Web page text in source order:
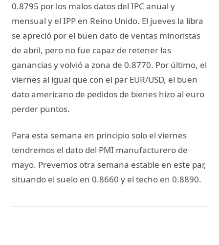
0.8795 por los malos datos del IPC anual y
mensual y el IPP en Reino Unido. El jueves la libra
se apreció por el buen dato de ventas minoristas
de abril, pero no fue capaz de retener las
ganancias y volvió a zona de 0.8770. Por último, el
viernes al igual que con el par EUR/USD, el buen
dato americano de pedidos de bienes hizo al euro
perder puntos.
Para esta semana en principio solo el viernes
tendremos el dato del PMI manufacturero de
mayo. Prevemos otra semana estable en este par,
situando el suelo en 0.8660 y el techo en 0.8890.